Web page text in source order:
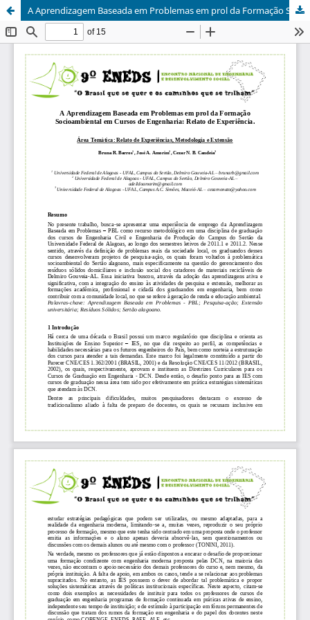
A Aprendizagem Baseada em Problemas em prol da Formação Socioambiental em Cursos de Engenharia: Relato de Experiência